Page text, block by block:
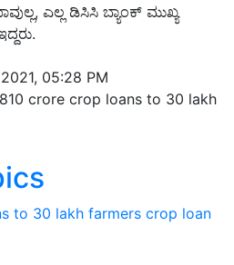
ಎಲ್ಲ ಡಿಸಿಸಿ ಬ್ಯಾಂಕ್ ಮುಖ್ಯ
05:28 PM
crore crop loans to 30 lakh
to 30 lakh farmers crop loan